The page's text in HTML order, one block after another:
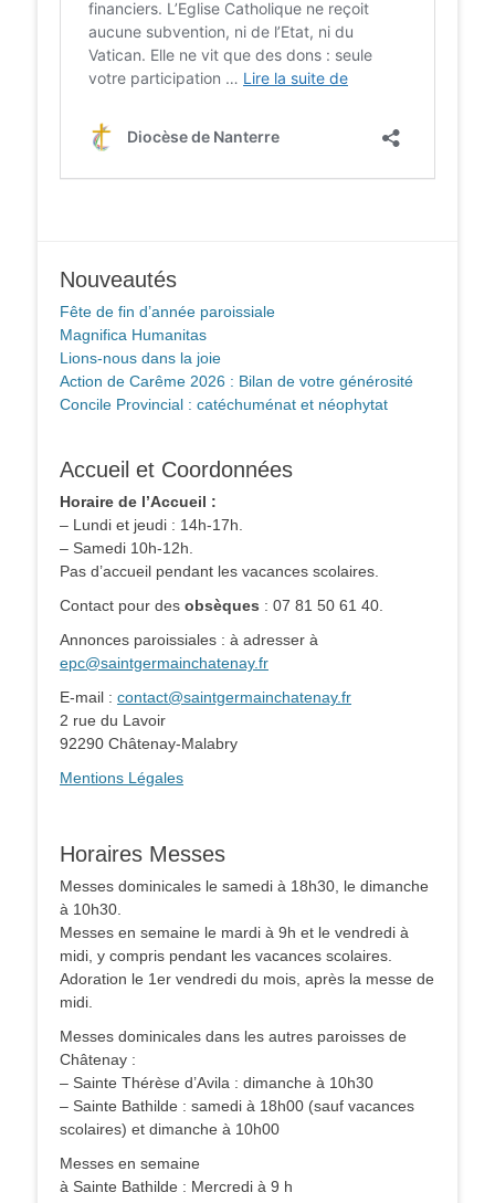
Nouveautés
Fête de fin d’année paroissiale
Magnifica Humanitas
Lions-nous dans la joie
Action de Carême 2026 : Bilan de votre générosité
Concile Provincial : catéchuménat et néophytat
Accueil et Coordonnées
Horaire de l’Accueil :
– Lundi et jeudi : 14h-17h.
– Samedi 10h-12h.
Pas d’accueil pendant les vacances scolaires.
Contact pour des obsèques : 07 81 50 61 40.
Annonces paroissiales : à adresser à
epc@saintgermainchatenay.fr
E-mail : contact@saintgermainchatenay.fr
2 rue du Lavoir
92290 Châtenay-Malabry
Mentions Légales
Horaires Messes
Messes dominicales le samedi à 18h30, le dimanche
à 10h30.
Messes en semaine le mardi à 9h et le vendredi à
midi, y compris pendant les vacances scolaires.
Adoration le 1er vendredi du mois, après la messe de
midi.
Messes dominicales dans les autres paroisses de
Châtenay :
– Sainte Thérèse d’Avila : dimanche à 10h30
– Sainte Bathilde : samedi à 18h00 (sauf vacances
scolaires) et dimanche à 10h00
Messes en semaine
à Sainte Bathilde : Mercredi à 9 h